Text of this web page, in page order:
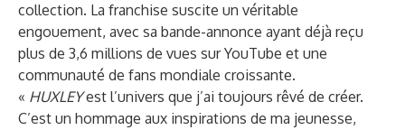
collection. La franchise suscite un véritable
engouement, avec sa bande-annonce ayant déjà reçu
plus de 3,6 millions de vues sur YouTube et une
communauté de fans mondiale croissante.
« HUXLEYest l’univers que j’ai toujours rêvé de créer.
C’est un hommage aux inspirations de ma jeunesse,